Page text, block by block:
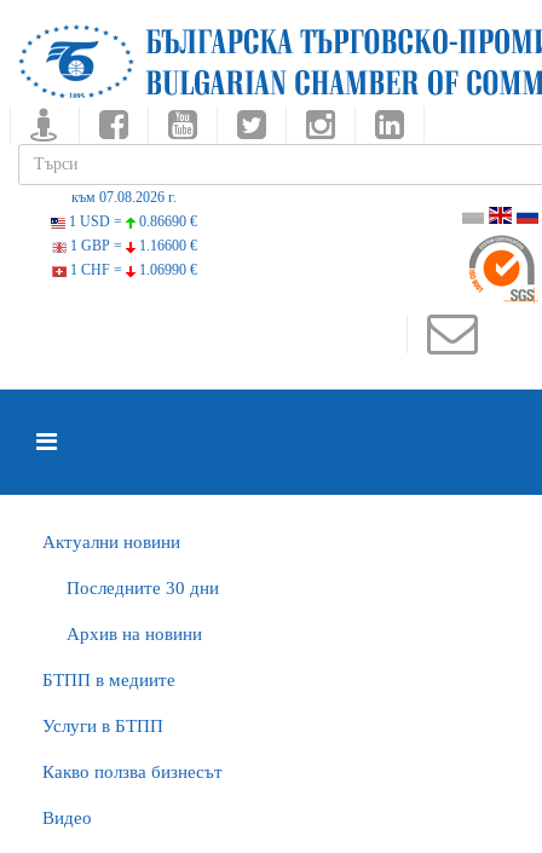
към 07.08.2026 г.
1 USD =
0.86690 €
1 GBP =
1.16600 €
1 CHF =
1.06990 €
Актуални новини
Последните 30 дни
Архив на новини
БTПП в медиите
Услуги в БТПП
Какво ползва бизнесът
Видео